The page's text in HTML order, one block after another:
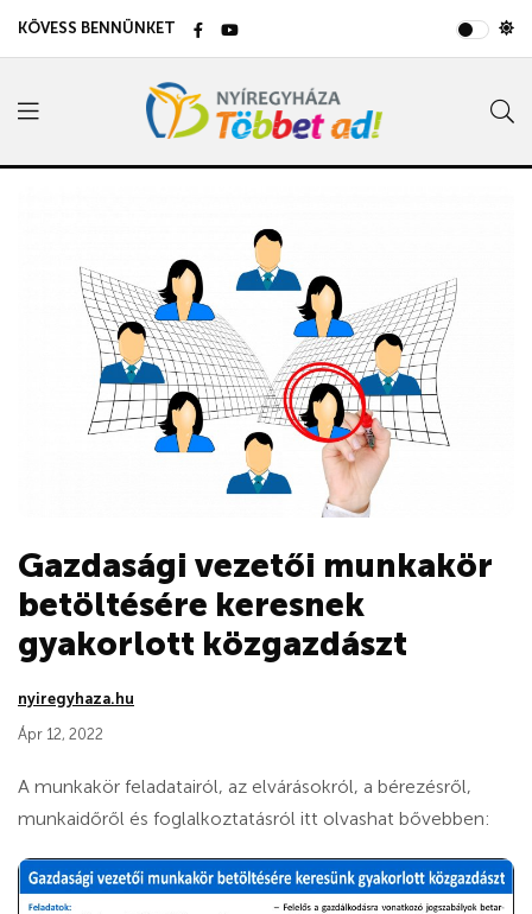
KÖVESS BENNÜNKET
Gazdasági vezetői munkakör
betöltésére keresnek
gyakorlott közgazdászt
nyiregyhaza.hu
Ápr 12, 2022
A munkakör feladatairól, az elvárásokról, a bérezésről,
munkaidőről és foglalkoztatásról itt olvashat bővebben: